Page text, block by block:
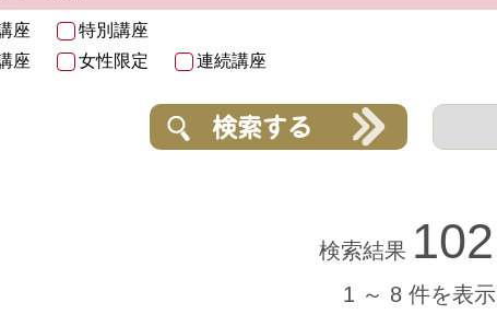
座
特別講座
座
女性限定 連続講座
検索する
検索結果 102
1 ～ 8 件を表示